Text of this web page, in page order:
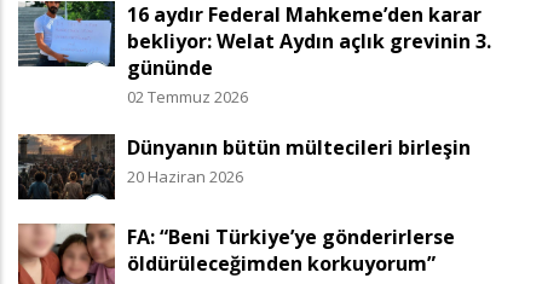
16 aydır Federal Mahkeme’den karar
bekliyor: Welat Aydın açlık grevinin 3.
gününde
02 Temmuz 2026
Dünyanın bütün mültecileri birleşin
20 Haziran 2026
FA: “Beni Türkiye’ye gönderirlerse
öldürüleceğimden korkuyorum”